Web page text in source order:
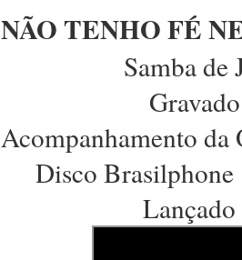
NÃO TENHO FÉ
Samba de
Acompanhamento da
Disco